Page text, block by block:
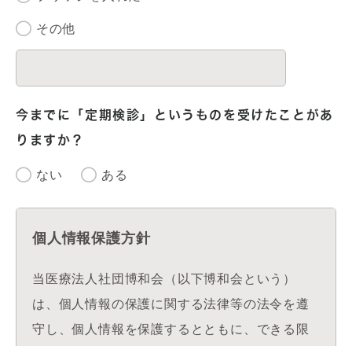
その他
今までに「定期検診」というものを受けたことがあ
りますか？
ない ある
個人情報保護方針
当医療法人社団博和会（以下博和会という）
は、個人情報の保護に関する法律等の法令を遵
守し、個人情報を保護するとともに、できる限